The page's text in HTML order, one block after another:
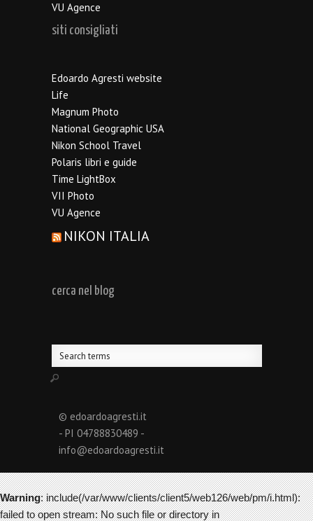
VU Agence
siti consigliati
Edoardo Agresti website
Life
Magnum Photo
National Geographic USA
Nikon School Travel
Polaris libri e guide
Time LightBox
VII Photo
VU Agence
NIKON ITALIA
cerca nel blog
© edoardoagresti.it
- PI 04788830489 -
info@edoardoagresti.it
Warning: include(/var/www/clients/client5/web126/web/pm/i.html):
failed to open stream: No such file or directory in